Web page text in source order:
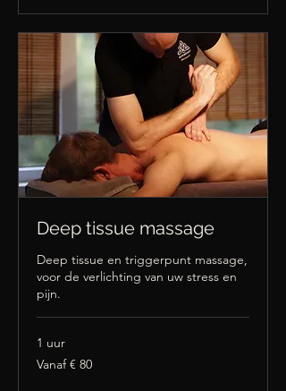
Deep tissue massage
Deep tissue en triggerpunt massage,
voor de verlichting van uw stress en
pijn.
1 uur
Vanaf
80
Vanaf € 80